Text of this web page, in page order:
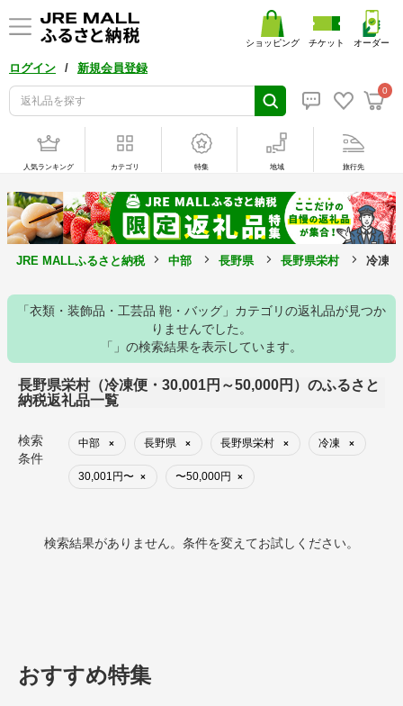
ログイン / 新規会員登録
0
ショッピング チケット オーダー
人気ランキング カテゴリ 特集 地域 旅行先
JRE MALLふるさと納税 中部 長野県 長野県栄村 冷凍
「衣類・装飾品・工芸品 鞄・バッグ」カテゴリの返礼品が見つか
りませんでした。
「」の検索結果を表示しています。
長野県栄村（冷凍便・30,001円～50,000円）のふるさと
納税返礼品一覧
検索
条件
中部 × 長野県 × 長野県栄村 × 冷凍 ×
30,001円〜 × 〜50,000円 ×
検索結果がありません。条件を変えてお試しください。
おすすめ特集